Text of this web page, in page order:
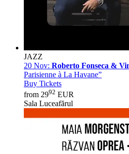
JAZZ
20 Nov: Roberto Fonseca &
Parisienne à La Havane”
Buy Tickets
from 2992 EUR
Sala Luceafărul